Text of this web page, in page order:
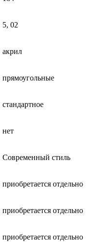
5, 02
акрил
прямоугольные
стандартное
нет
Современный стиль
приобретается отдельно
приобретается отдельно
приобретается отдельно